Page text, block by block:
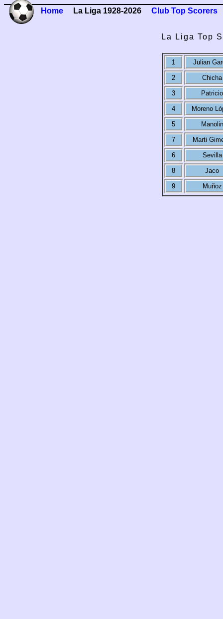
Home La Liga 1928-2026 Club Top Scorers
La Liga Top
1 Julian
2 Chicha
3 Patricio
4 Moreno
5 Manolin
7 Marti
6 Sevilla
8 Jaco
9 Muñoz